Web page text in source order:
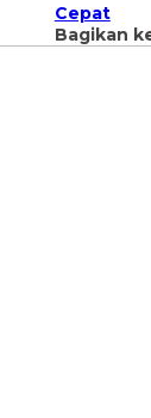
Cepat
Bagikan